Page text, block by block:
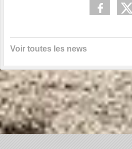
Voir toutes les news